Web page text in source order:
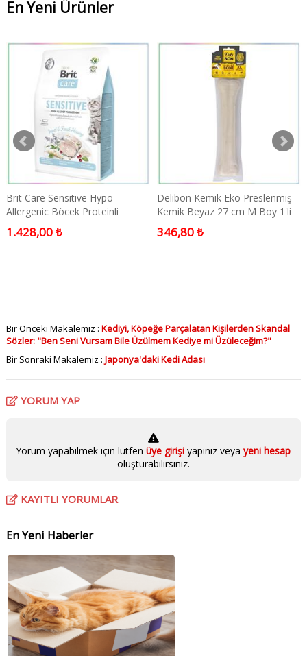
En Yeni Ürünler
Brit Care Sensitive Hypo-
Allergenic Böcek Proteinli
Tahılsız Yetişkin Kedi Maması 2
Kg
1.428,00 ₺
Delibon Kemik Eko Preslenmiş
Kemik Beyaz 27 cm M Boy 1'li
Paket
346,80 ₺
Bir Önceki Makalemiz : Kediyi, Köpeğe Parçalatan Kişilerden Skandal
Sözler: "Ben Seni Vursam Bile Üzülmem Kediye mi Üzüleceğim?"
Bir Sonraki Makalemiz : Japonya'daki Kedi Adası
YORUM YAP
Yorum yapabilmek için lütfenüye girişiyapınız veya yeni hesap
oluşturabilirsiniz.
KAYITLI YORUMLAR
En Yeni Haberler